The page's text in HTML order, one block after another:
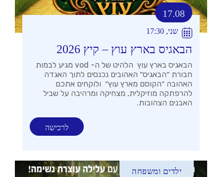
17.08
שני, 17:30
הבאגיס בארץ עוץ – קיץ 2026
הבאגיס בארץ עוץ הלהיט של ה- vod מגיע לבמות
חבורת ״הבאגיס״ האהובים נכנסים לתוך האגדה
האהובה ״הקוסם מארץ עוץ״ ולוקחים אתכם
להרפתקה מוזיקלית, מצחיקה ומרהיבה על שביל
האבנים הצהובות.
לרכישה
ילדים ומשפחה